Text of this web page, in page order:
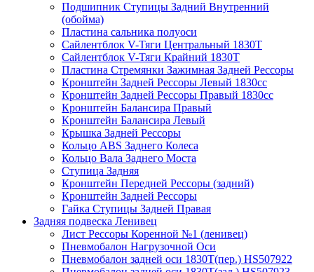
Подшипник Ступицы Задний Внутренний
(обойма)
Пластина сальника полуоси
Сайлентблок V-Тяги Центральный 1830Т
Сайлентблок V-Тяги Крайний 1830Т
Пластина Стремянки Зажимная Задней Рессоры
Кронштейн Задней Рессоры Левый 1830сс
Кронштейн Задней Рессоры Правый 1830сс
Кронштейн Балансира Правый
Кронштейн Балансира Левый
Крышка Задней Рессоры
Кольцо ABS Заднего Колеса
Кольцо Вала Заднего Моста
Ступица Задняя
Кронштейн Передней Рессоры (задний)
Кронштейн Задней Рессоры
Гайка Ступицы Задней Правая
Задняя подвеска Ленивец
Лист Рессоры Коренной №1 (ленивец)
Пневмобалон Нагрузочной Оси
Пневмобалон задней оси 1830Т(пер.) HS507922